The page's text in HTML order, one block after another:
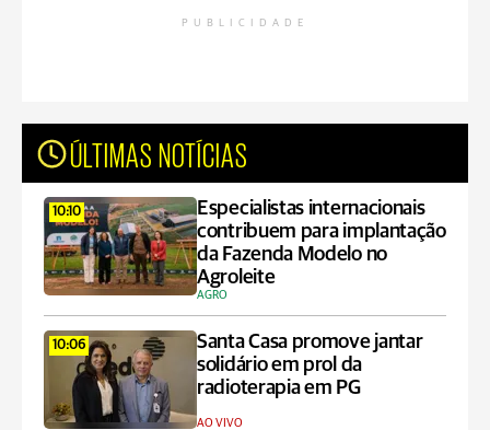
PUBLICIDADE
ÚLTIMAS NOTÍCIAS
10:10
Especialistas internacionais
contribuem para implantação
da Fazenda Modelo no
Agroleite
AGRO
10:06
Santa Casa promove jantar
solidário em prol da
radioterapia em PG
AO VIVO